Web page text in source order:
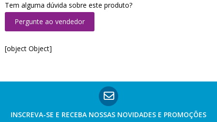
Tem alguma dúvida sobre este produto?
Pergunte ao vendedor
[object Object]
INSCREVA-SE E RECEBA NOSSAS NOVIDADES E PROMOÇÕES